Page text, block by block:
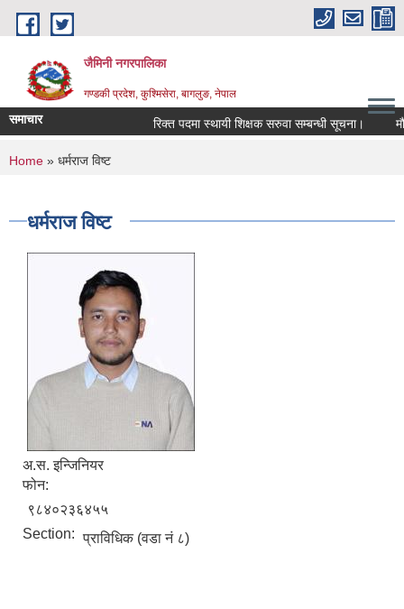
Skip to main content
जैमिनी नगरपालिका
गण्डकी प्रदेश, कुश्मिसेरा, बागलुङ, नेपाल
समाचार रिक्त पदमा स्थायी शिक्षक सरुवा सम्बन्धी सूचना।
You are here
Home » धर्मराज विष्ट
धर्मराज विष्ट
अ.स. इन्जिनियर
फोन:
९८४०२३६४५५
Section: प्राविधिक (वडा नं ८)